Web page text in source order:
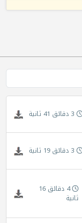
3 دقائق 41 ثانية
3 دقائق 19 ثانية
4 دقائق 16
ثانية